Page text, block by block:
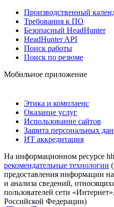
Производственный
Требования к ПО
Безопасный HeadHunter
HeadHunter API
Поиск работы
Поиск по резюме
Мобильное приложение
Этика и комплаенс
Оказание услуг
Использование сайтов
Защита персональных
ИТ аккредитация
На информационном ресурсе
рекомендательные технологии
предоставления информации
и анализа сведений,
пользователей сети
Российской Федерации)